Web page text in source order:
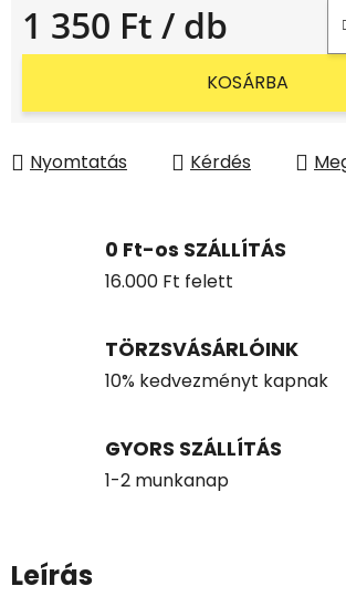
1 350 Ft / db
Egységár:
KOSÁRBA
Nyomtatás Kérdés
0 Ft-os SZÁLLÍTÁS
16.000 Ft felett
TÖRZSVÁSÁRLÓINK
10% kedvezményt kapnak
GYORS SZÁLLÍTÁS
1-2 munkanap
Leírás